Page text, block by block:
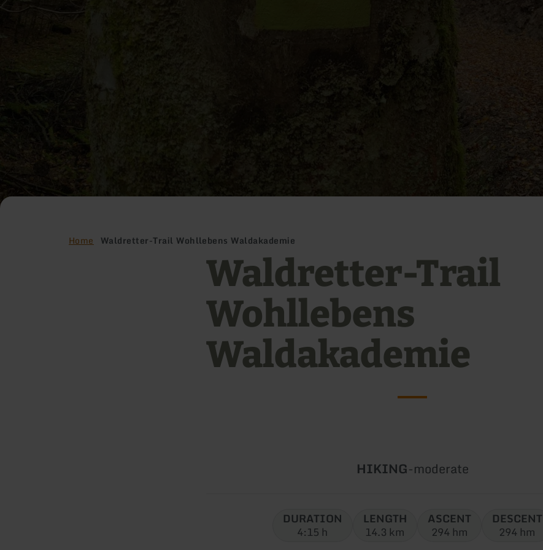
Home Waldretter-Trail Wohllebens Waldakademie
Waldretter-Trail
Wohllebens
Waldakademie
Type
HIKING-Difficulty:
moderate
DURATION
4:15 h
LENGTH
14.3 km
ASCENT
294 hm
DESCENT
294 hm